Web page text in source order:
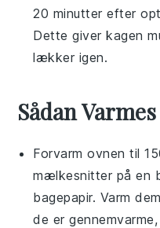
20 minutter efter
Dette giverkagen
lækker igen.
Sådan
Forvarm ovnen til
mælkesnitter på en
bagepapir. Varm
de er